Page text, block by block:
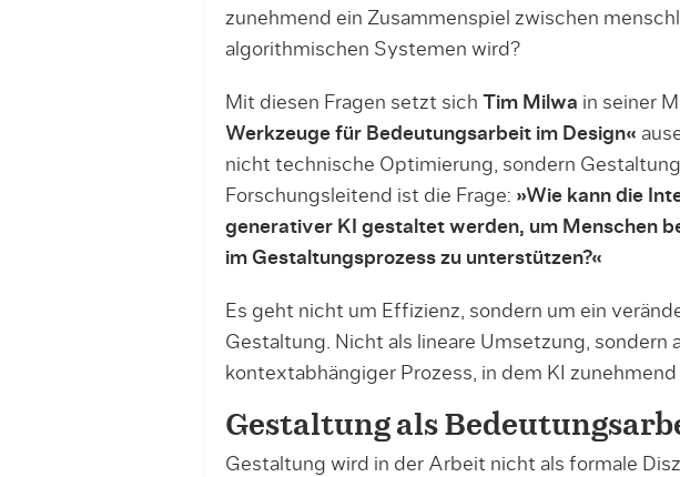
zunehmend ein Zusammenspiel zwischen
algorithmischen Systemen wird?
Mit diesen Fragen setzt sich Tim Milwa in seiner
Werkzeuge für Bedeutungsarbeit im Design«
nicht technische Optimierung, sondern
Forschungsleitend ist die Frage: »Wie kann die
generativer KI gestaltet werden, um Menschen
im Gestaltungsprozess zu unterstützen?«
Es geht nicht um Effizienz, sondern um ein
Gestaltung. Nicht als lineare Umsetzung, sondern
kontextabhängiger Prozess, in dem KI
Gestaltung als
Gestaltung wird in der Arbeit nicht als formale